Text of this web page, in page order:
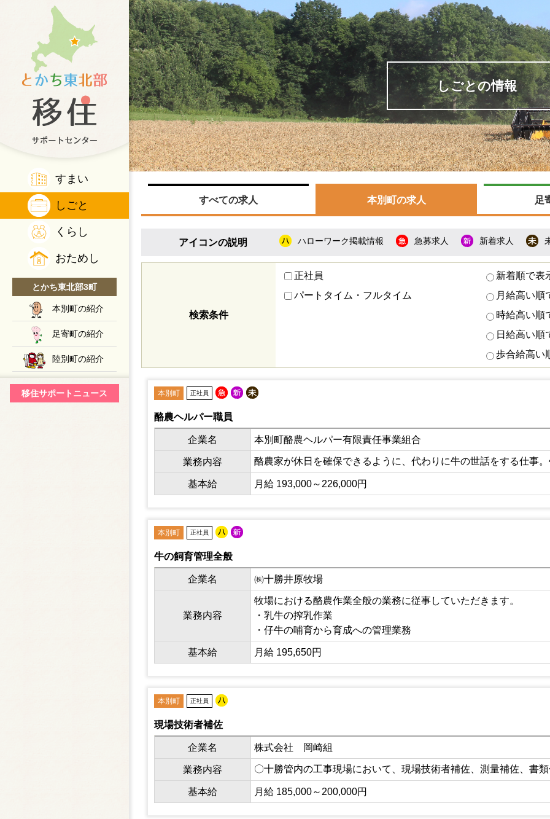
しごとの情報
すべての求人 本別町の求人 足
アイコンの説明 ハローワーク掲載情報 急募求人 新着求人
検索条件
正社員
パートタイム・フルタイム
新着順で表
月給高い順
時給高い順
日給高い順
歩合給高い
本別町 正社員
酪農ヘルパー職員
企業名 本別町酪農ヘルパー有限責任事業組合
業務内容 酪農家が休日を確保できるように、代わりに牛の世話
基本給 月給 193,000～226,000円
本別町 正社員
牛の飼育管理全般
企業名 ㈱十勝井原牧場
業務内容
牧場における酪農作業全般の業務に従事していただきます。
・乳牛の搾乳作業
・仔牛の哺育から育成への管理業務
・牧草の収穫作業 他
基本給 月給 195,650円
本別町 正社員
現場技術者補佐
企業名 株式会社 岡崎組
業務内容 〇十勝管内の工事現場において、現場技術者補佐、測量補佐、書
基本給 月給 185,000～200,000円
すまい
しごと
くらし
おためし
とかち東北部3町
本別町の紹介
足寄町の紹介
陸別町の紹介
移住サポートニュース